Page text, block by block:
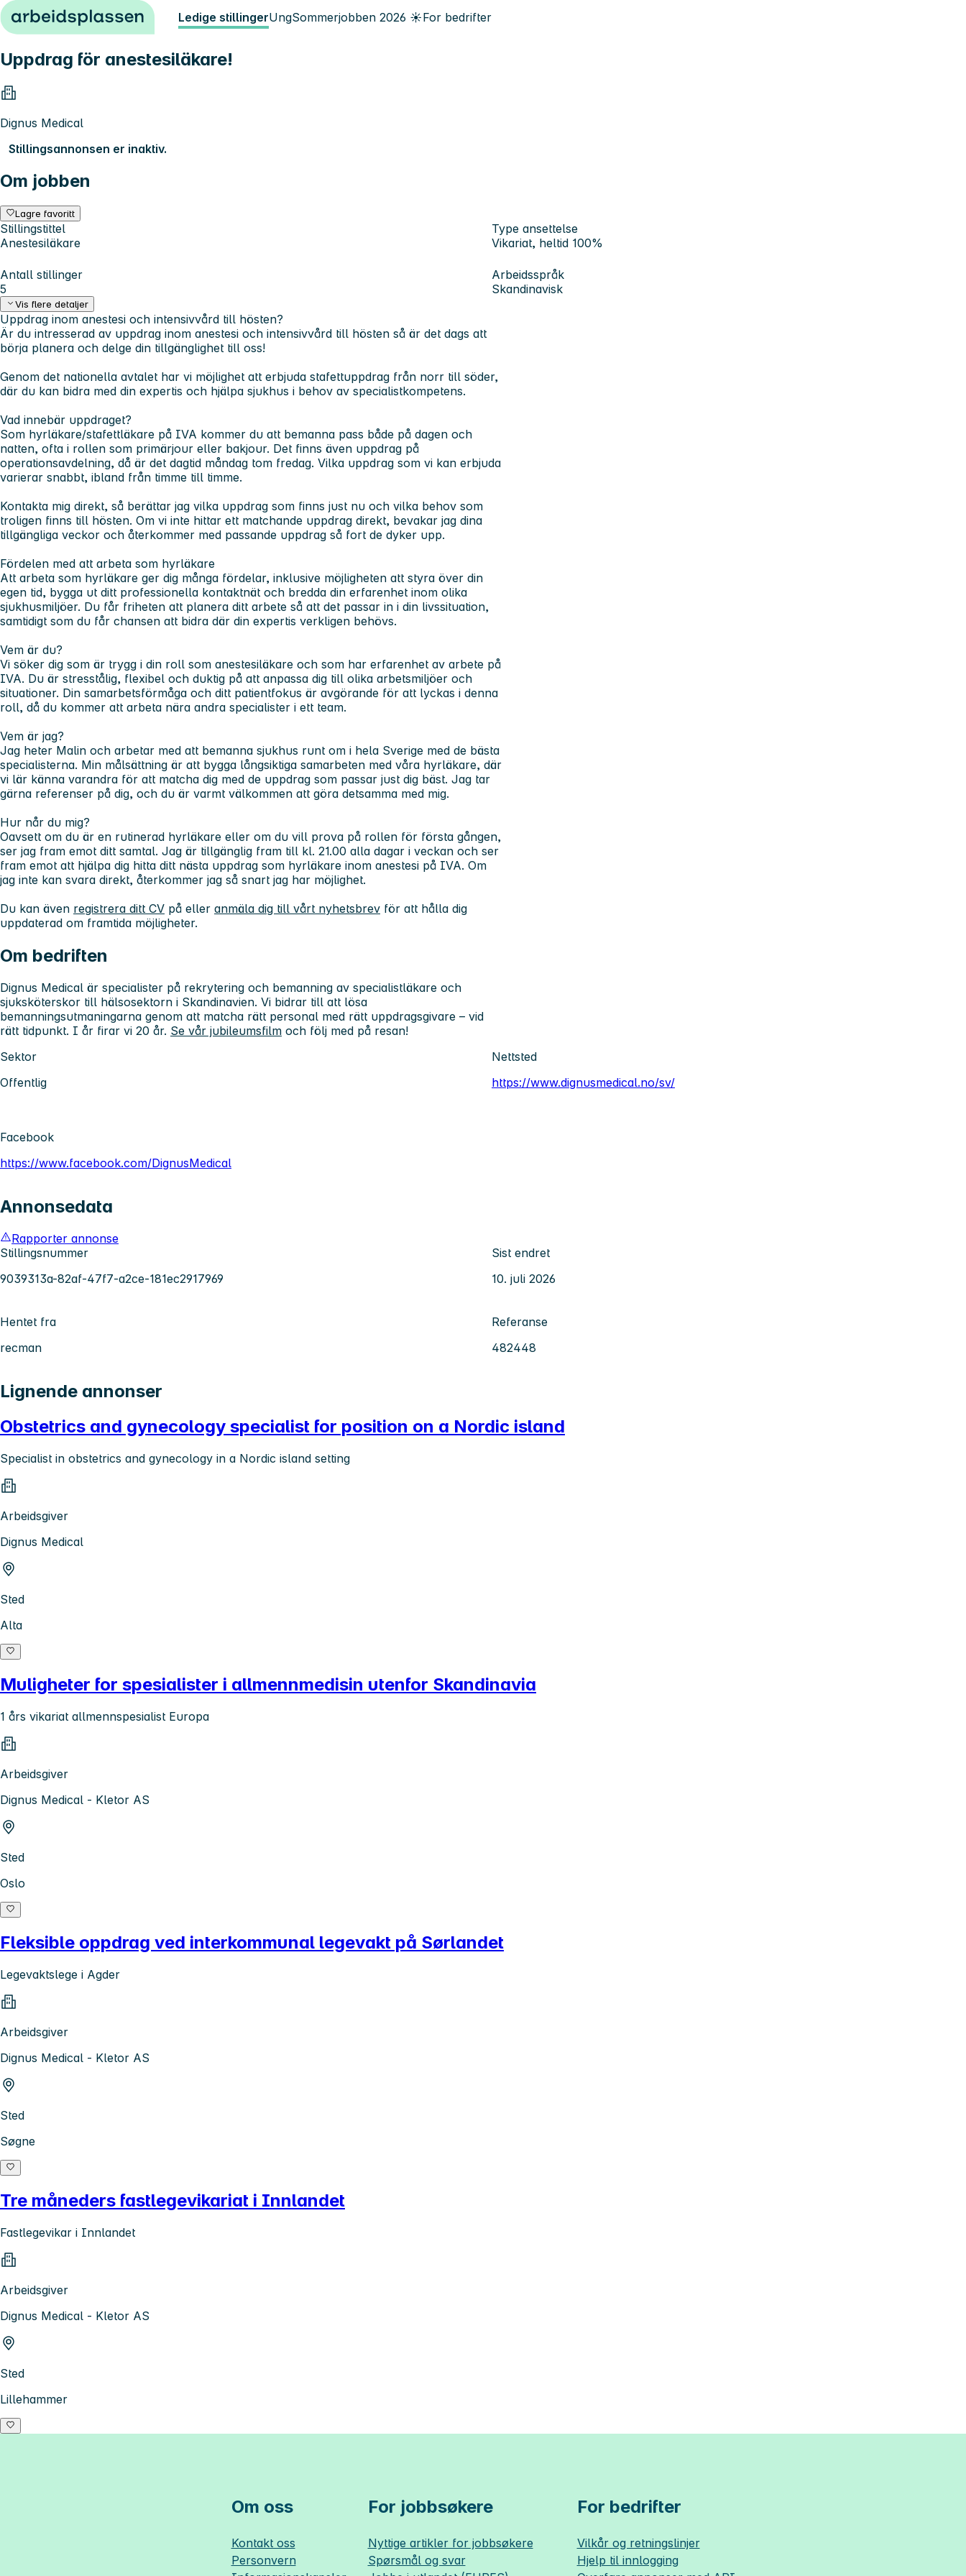
Hopp til innhold Ledige stillingerUngSommerjobben 2026 ☀️For bedrifter
Uppdrag för anestesiläkare!
Dignus Medical
Stillingsannonsen er inaktiv.
Om jobben
Lagre favoritt
Stillingstittel
Anestesiläkare
Type ansettelse
Vikariat, heltid 100%
Antall stillinger
5
Arbeidsspråk
Skandinavisk
Vis flere detaljer
Uppdrag inom anestesi och intensivvård till hösten?
Är du intresserad av uppdrag inom anestesi och intensivvård till hösten så är det dags att
börja planera och delge din tillgänglighet till oss!
Genom det nationella avtalet har vi möjlighet att erbjuda stafettuppdrag från norr till söder,
där du kan bidra med din expertis och hjälpa sjukhus i behov av specialistkompetens.
Vad innebär uppdraget?
Som hyrläkare/stafettläkare på IVA kommer du att bemanna pass både på dagen och
natten, ofta i rollen som primärjour eller bakjour. Det finns även uppdrag på
operationsavdelning, då är det dagtid måndag tom fredag. Vilka uppdrag som vi kan erbjuda
varierar snabbt, ibland från timme till timme.
Kontakta mig direkt, så berättar jag vilka uppdrag som finns just nu och vilka behov som
troligen finns till hösten. Om vi inte hittar ett matchande uppdrag direkt, bevakar jag dina
tillgängliga veckor och återkommer med passande uppdrag så fort de dyker upp.
Fördelen med att arbeta som hyrläkare
Att arbeta som hyrläkare ger dig många fördelar, inklusive möjligheten att styra över din
egen tid, bygga ut ditt professionella kontaktnät och bredda din erfarenhet inom olika
sjukhusmiljöer. Du får friheten att planera ditt arbete så att det passar in i din livssituation,
samtidigt som du får chansen att bidra där din expertis verkligen behövs.
Vem är du?
Vi söker dig som är trygg i din roll som anestesiläkare och som har erfarenhet av arbete på
IVA. Du är stresstålig, flexibel och duktig på att anpassa dig till olika arbetsmiljöer och
situationer. Din samarbetsförmåga och ditt patientfokus är avgörande för att lyckas i denna
roll, då du kommer att arbeta nära andra specialister i ett team.
Vem är jag?
Jag heter Malin och arbetar med att bemanna sjukhus runt om i hela Sverige med de bästa
specialisterna. Min målsättning är att bygga långsiktiga samarbeten med våra hyrläkare, där
vi lär känna varandra för att matcha dig med de uppdrag som passar just dig bäst. Jag tar
gärna referenser på dig, och du är varmt välkommen att göra detsamma med mig.
Hur når du mig?
Oavsett om du är en rutinerad hyrläkare eller om du vill prova på rollen för första gången,
ser jag fram emot ditt samtal. Jag är tillgänglig fram till kl. 21.00 alla dagar i veckan och ser
fram emot att hjälpa dig hitta ditt nästa uppdrag som hyrläkare inom anestesi på IVA. Om
jag inte kan svara direkt, återkommer jag så snart jag har möjlighet.
Du kan även registrera ditt CV på eller anmäla dig till vårt nyhetsbrev för att hålla dig
uppdaterad om framtida möjligheter.
Om bedriften
Dignus Medical är specialister på rekrytering och bemanning av specialistläkare och
sjuksköterskor till hälsosektorn i Skandinavien. Vi bidrar till att lösa
bemanningsutmaningarna genom att matcha rätt personal med rätt uppdragsgivare – vid
rätt tidpunkt. I år firar vi 20 år. Se vår jubileumsfilm och följ med på resan!
Sektor
Offentlig
Nettsted
https://www.dignusmedical.no/sv/
Facebook
https://www.facebook.com/DignusMedical
Annonsedata
Rapporter annonse
Stillingsnummer
9039313a-82af-47f7-a2ce-181ec2917969
Sist endret
10. juli 2026
Hentet fra
recman
Referanse
482448
Lignende annonser
Obstetrics and gynecology specialist for position on a Nordic island
Specialist in obstetrics and gynecology in a Nordic island setting
Arbeidsgiver
Dignus Medical
Sted
Alta
Muligheter for spesialister i allmennmedisin utenfor Skandinavia
1 års vikariat allmennspesialist Europa
Arbeidsgiver
Dignus Medical - Kletor AS
Sted
Oslo
Fleksible oppdrag ved interkommunal legevakt på Sørlandet
Legevaktslege i Agder
Arbeidsgiver
Dignus Medical - Kletor AS
Sted
Søgne
Tre måneders fastlegevikariat i Innlandet
Fastlegevikar i Innlandet
Arbeidsgiver
Dignus Medical - Kletor AS
Sted
Lillehammer
Om oss
Kontakt oss
Personvern
For jobbsøkere
Nyttige artikler for jobbsøkere
Spørsmål og svar
For bedrifter
Vilkår og retningslinjer
Hjelp til innlogging